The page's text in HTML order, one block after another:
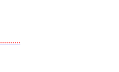
..........